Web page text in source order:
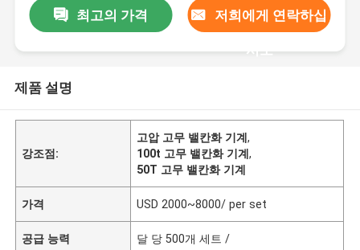
고압 고압 고압 고압 고압 고압 고압 고압 고압 고압
고압 고압 고압 고압 고압 고압 고압 고압 고압
최고의 가격 저희에게 연락하십
시오
제품 설명
강조점:
고압 고무 밸칸화 기계,
100t 고무 밸칸화 기계,
50T 고무 밸칸화 기계
가격 USD 2000~8000/ per set
공급 능력 달 당 500개 세트 /